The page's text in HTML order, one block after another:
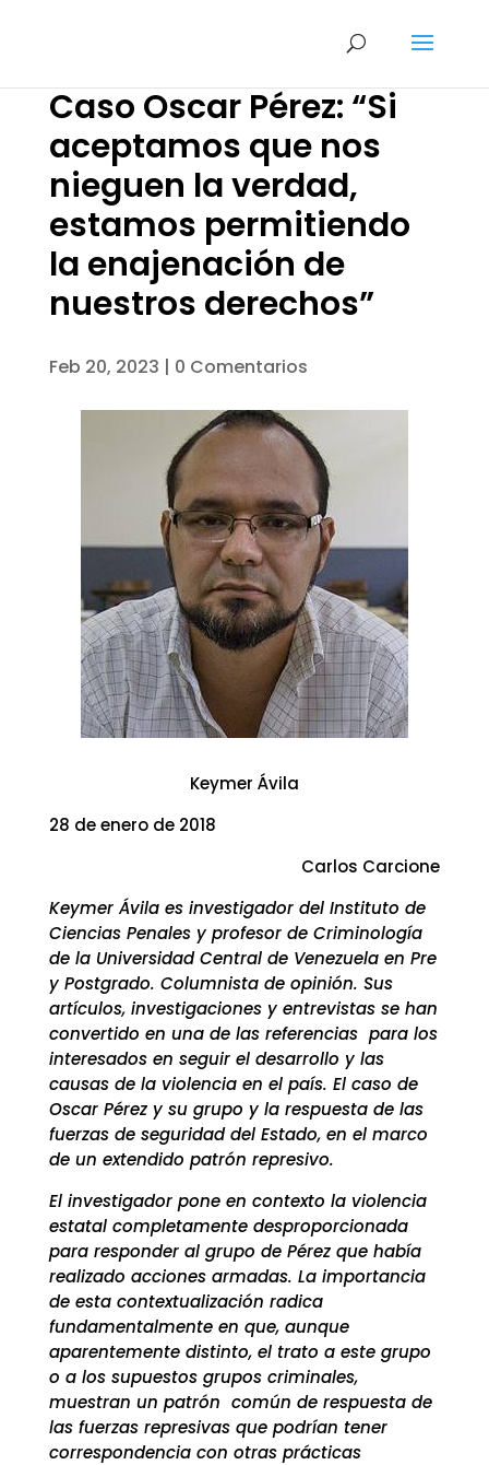
Caso Oscar Pérez: “Si
aceptamos que nos
nieguen la verdad,
estamos permitiendo
la enajenación de
nuestros derechos”
Feb 20, 2023 | 0 Comentarios
Keymer Ávila
28 de enero de 2018
Carlos Carcione
Keymer Ávila es investigador del Instituto de
Ciencias Penales y profesor de Criminología
de la Universidad Central de Venezuela en Pre
y Postgrado. Columnista de opinión. Sus
artículos, investigaciones y entrevistas se han
convertido en una de las referencias para los
interesados en seguir el desarrollo y las
causas de la violencia en el país. El caso de
Oscar Pérez y su grupo y la respuesta de las
fuerzas de seguridad del Estado, en el marco
de un extendido patrón represivo.
El investigador pone en contexto la violencia
estatal completamente desproporcionada
para responder al grupo de Pérez que había
realizado acciones armadas. La importancia
de esta contextualización radica
fundamentalmente en que, aunque
aparentemente distinto, el trato a este grupo
o a los supuestos grupos criminales,
muestran un patrón común de respuesta de
las fuerzas represivas que podrían tener
correspondencia con otras prácticas